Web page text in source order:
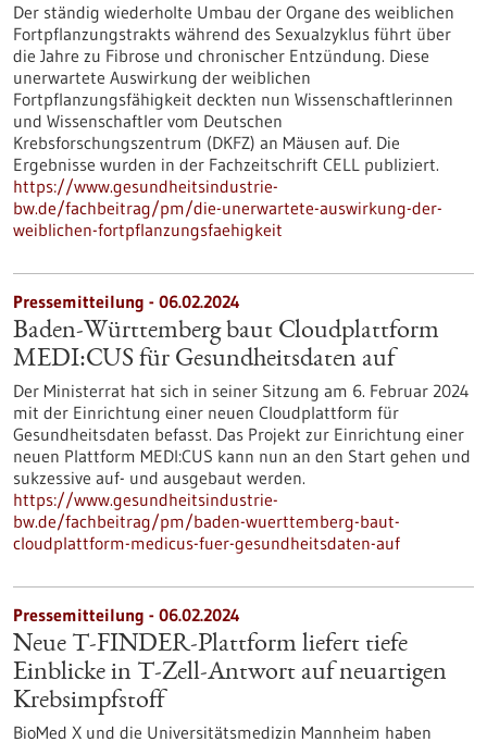
Der ständig wiederholte Umbau der Organe des weiblichen
Fortpflanzungstrakts während des Sexualzyklus führt über
die Jahre zu Fibrose und chronischer Entzündung. Diese
unerwartete Auswirkung der weiblichen
Fortpflanzungsfähigkeit deckten nun Wissenschaftlerinnen
und Wissenschaftler vom Deutschen
Krebsforschungszentrum (DKFZ) an Mäusen auf. Die
Ergebnisse wurden in der Fachzeitschrift CELL publiziert.
https://www.gesundheitsindustrie-
bw.de/fachbeitrag/pm/die-unerwartete-auswirkung-der-
weiblichen-fortpflanzungsfaehigkeit
Pressemitteilung - 06.02.2024
Baden-Württemberg baut Cloudplattform
MEDI:CUS für Gesundheitsdaten auf
Der Ministerrat hat sich in seiner Sitzung am 6. Februar 2024
mit der Einrichtung einer neuen Cloudplattform für
Gesundheitsdaten befasst. Das Projekt zur Einrichtung einer
neuen Plattform MEDI:CUS kann nun an den Start gehen und
sukzessive auf- und ausgebaut werden.
https://www.gesundheitsindustrie-
bw.de/fachbeitrag/pm/baden-wuerttemberg-baut-
cloudplattform-medicus-fuer-gesundheitsdaten-auf
Pressemitteilung - 06.02.2024
Neue T-FINDER-Plattform liefert tiefe
Einblicke in T-Zell-Antwort auf neuartigen
Krebsimpfstoff
BioMed X und die Universitätsmedizin Mannheim haben